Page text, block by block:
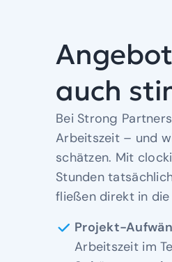
auch
Bei Strong
Arbeitszeit – und
schätzen. Mit
Stunden
fließen direkt in
Projekt-
Arbeitszeit im